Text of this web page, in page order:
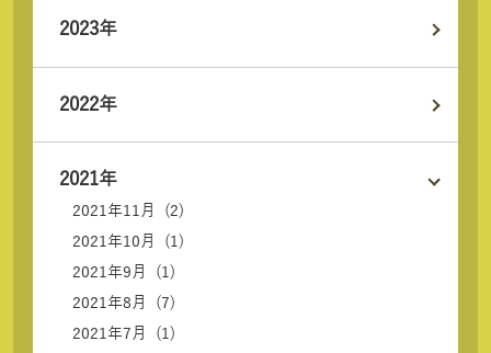
2023年
2022年
2021年
2021年11月 (2)
2021年10月 (1)
2021年9月 (1)
2021年8月 (7)
2021年7月 (1)